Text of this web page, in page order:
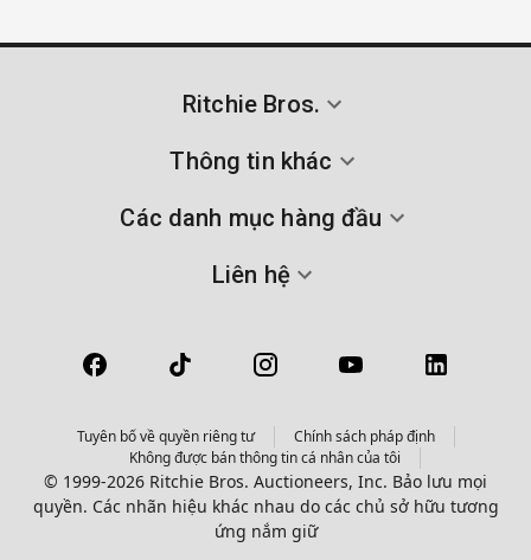
Ritchie Bros.
Thông tin khác
Các danh mục hàng đầu
Liên hệ
Tuyên bố về quyền riêng tư
Chính sách pháp định
Không được bán thông tin cá nhân của tôi
© 1999-2026 Ritchie Bros. Auctioneers, Inc. Bảo lưu mọi
quyền. Các nhãn hiệu khác nhau do các chủ sở hữu tương
ứng nắm giữ